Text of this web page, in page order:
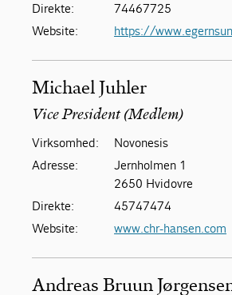
Direkte:
74467725
Website:
https://
Michael Juhler
Vice President (Medlem)
Virksomhed:
Novonesis
Adresse:
Jernholmen 1
2650 Hvidovre
Direkte:
45747474
Website:
www.chr-hansen.com
Andreas Bruun